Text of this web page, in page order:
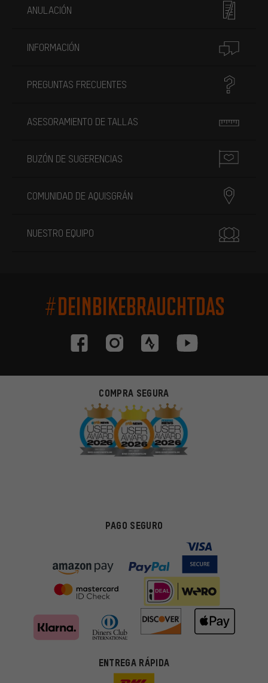
ANULACIÓN
INFORMACIÓN
PREGUNTAS FRECUENTES
ASESORAMIENTO DE TALLAS
BUZÓN DE SUGERENCIAS
COMUNIDAD DE AQUISGRÁN
NUESTRO EQUIPO
#DEINBIKEBRAUCHTDAS
COMPRA SEGURA
PAGO SEGURO
ENTREGA RÁPIDA